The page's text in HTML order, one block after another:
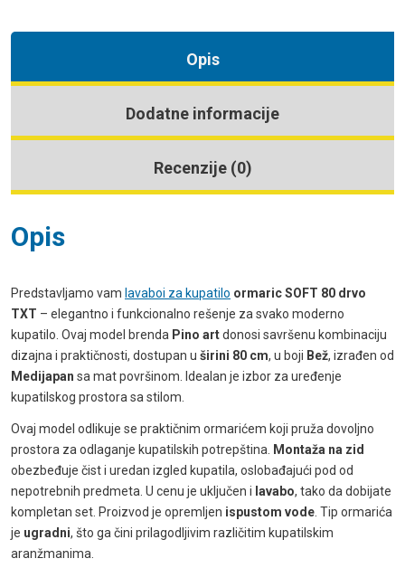
Opis
Dodatne informacije
Recenzije (0)
Opis
Predstavljamo vam lavaboi za kupatilo ormaric SOFT 80 drvo
TXT – elegantno i funkcionalno rešenje za svako moderno
kupatilo. Ovaj model brenda Pino artdonosi savršenu kombinaciju
dizajna i praktičnosti, dostupan u širini 80 cm, u boji Bež, izrađen od
Medijapan sa mat površinom. Idealan je izbor za uređenje
kupatilskog prostora sa stilom.
Ovaj model odlikuje se praktičnim ormarićem koji pruža dovoljno
prostora za odlaganje kupatilskih potrepština. Montaža na zid
obezbeđuje čist i uredan izgled kupatila, oslobađajući pod od
nepotrebnih predmeta. U cenu je uključen i lavabo, tako da dobijate
kompletan set. Proizvod je opremljen ispustom vode. Tip ormarića
je ugradni, što ga čini prilagodljivim različitim kupatilskim
aranžmanima.